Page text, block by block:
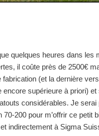
quelques heures dans les
il coûte près de 2500€
fabrication (et la dernière
encore supérieure à priori) et
considérables. Je serai
200 pour m’offrir ce petit
indirectement à Sigma